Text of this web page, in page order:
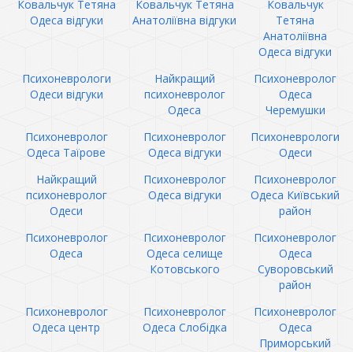
Ковальчук Тетяна
Одеса відгуки
Ковальчук Тетяна
Анатоліївна відгуки
Ковальчук
Тетяна
Анатоліївна
Одеса відгуки
Психоневрологи
Одеси відгуки
Найкращий
психоневролог
Одеса
Психоневролог
Одеса
Черемушки
Психоневролог
Одеса Таїрове
Психоневролог
Одеса відгуки
Психоневрологи
Одеси
Найкращий
психоневролог
Одеси
Психоневролог
Одеса відгуки
Психоневролог
Одеса Київський
район
Психоневролог
Одеса
Психоневролог
Одеса селище
Котовського
Психоневролог
Одеса
Суворовський
район
Психоневролог
Одеса центр
Психоневролог
Одеса Слобідка
Психоневролог
Одеса
Приморський